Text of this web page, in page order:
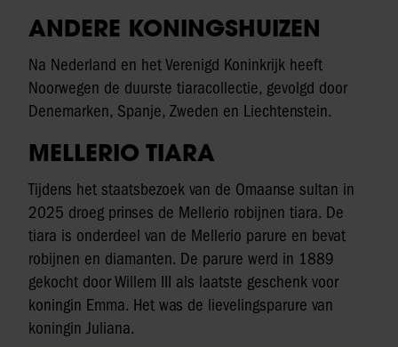
ANDERE KONINGSHUIZEN
Na Nederland en het Verenigd Koninkrijk heeft
Noorwegen de duurste tiaracollectie, gevolgd door
Denemarken, Spanje, Zweden en Liechtenstein.
MELLERIO TIARA
Tijdens het staatsbezoek van de Omaanse sultan in
2025 droeg prinses de Mellerio robijnen tiara. De
tiara is onderdeel van de Mellerio parure en bevat
robijnen en diamanten. De parure werd in 1889
gekocht door Willem III als laatste geschenk voor
koningin Emma. Het was de lievelingsparure van
koningin Juliana.